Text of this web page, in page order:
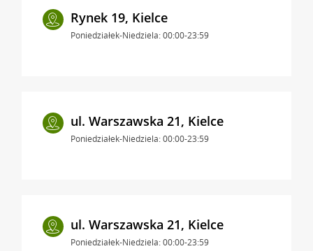
Rynek 19, Kielce
Poniedziałek-Niedziela: 00:00-23:59
ul. Warszawska 21, Kielce
Poniedziałek-Niedziela: 00:00-23:59
ul. Warszawska 21, Kielce
Poniedziałek-Niedziela: 00:00-23:59